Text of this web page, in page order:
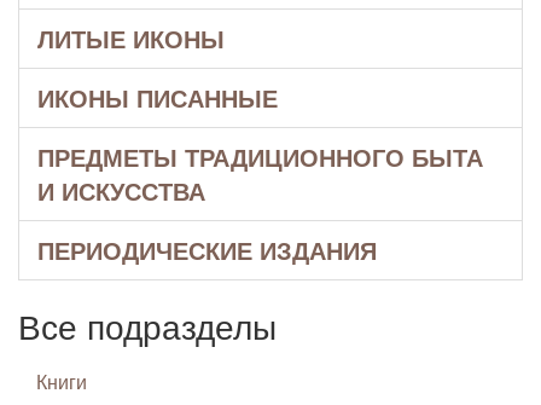
ЛИТЫЕ ИКОНЫ
ИКОНЫ ПИСАННЫЕ
ПРЕДМЕТЫ ТРАДИЦИОННОГО БЫТА
И ИСКУССТВА
ПЕРИОДИЧЕСКИЕ ИЗДАНИЯ
Все подразделы
Книги